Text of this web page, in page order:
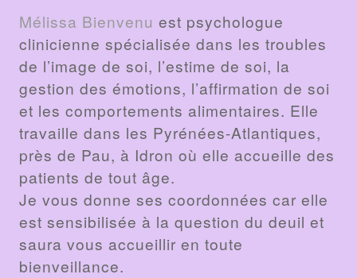
Mélissa Bienvenu est psychologue
clinicienne spécialisée dans les troubles
de l’image de soi, l’estime de soi, la
gestion des émotions, l’affirmation de soi
et les comportements alimentaires. Elle
travaille dans les Pyrénées-Atlantiques,
près de Pau, à Idron où elle accueille des
patients de tout âge.
Je vous donne ses coordonnées car elle
est sensibilisée à la question du deuil et
saura vous accueillir en toute
bienveillance.